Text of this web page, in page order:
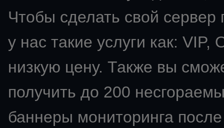
Чтобы сделать свой
у нас такие услуги как:
низкую цену. Также вы
получить до 200
баннеры мониторинга